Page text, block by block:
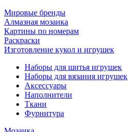
Мировые бренды
Алмазная мозаика
Картины по номерам
Раскраски
Изготовление кукол и игрушек
Наборы для шитья игрушек
Наборы для вязания игрушек
Аксессуары
Наполнители
Ткани
Фурнитура